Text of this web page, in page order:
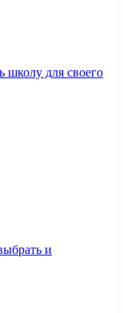
школу для своего
и